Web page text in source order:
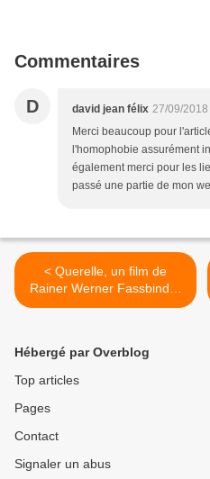
Commentaires
D david jean félix 27/09/
Merci beaucoup pour
l'homophobie assurément
également merci pour les
passé une partie de mon
< Querelle, un film de
Rainer Werner Fassbinder
(1978)
Hébergé par Overblog
Top articles
Pages
Contact
Signaler un abus